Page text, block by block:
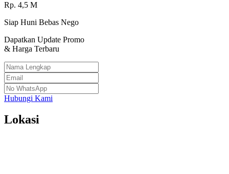
Rp. 4,5 M
Siap Huni Bebas Nego
Dapatkan Update Promo
& Harga Terbaru
Hubungi Kami
Lokasi